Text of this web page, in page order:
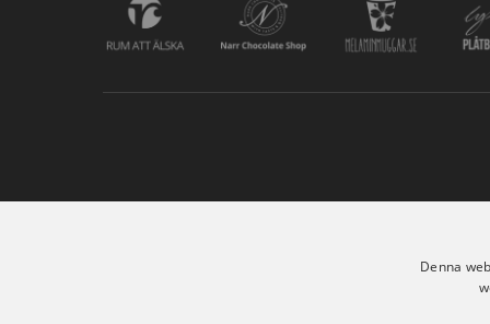
Denna